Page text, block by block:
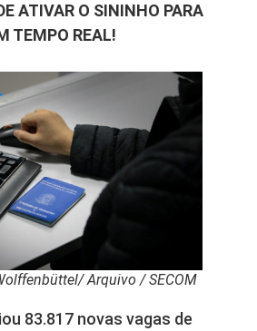
ATIVAR O SININHO PARA
TEMPO REAL!
Arquivo / SECOM
83.817 novas vagas de